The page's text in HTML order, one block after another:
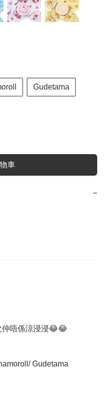
Gudetama
車
−
唔係涼浸浸😂😂
Gudetama